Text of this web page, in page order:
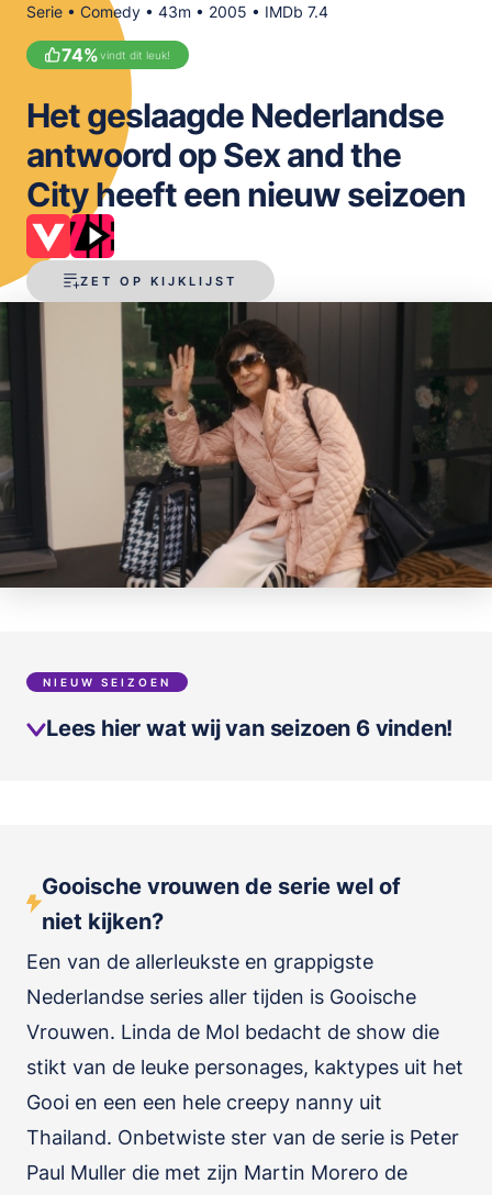
Serie • Comedy • 43m • 2005 • IMDb 7.4
74%vindt dit leuk!
ZET OP KIJKLIJST
Het geslaagde Nederlandse
antwoord op Sex and the
City heeft een nieuw seizoen
NIEUW SEIZOEN
Lees hier wat wij van seizoen 6 vinden!
Gooische vrouwen de serie wel of
niet kijken?
Een van de allerleukste en grappigste
Nederlandse series aller tijden is Gooische
Vrouwen. Linda de Mol bedacht de show die
stikt van de leuke personages, kaktypes uit het
Gooi en een een hele creepy nanny uit
Thailand. Onbetwiste ster van de serie is Peter
Paul Muller die met zijn Martin Morero de